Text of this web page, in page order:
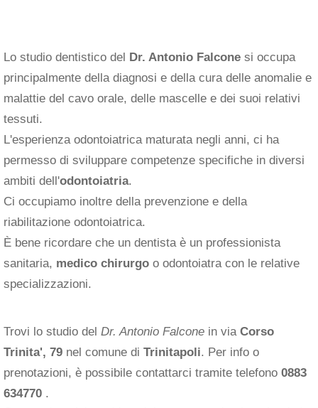
Lo studio dentistico del Dr. Antonio Falcone si occupa
principalmente della diagnosi e della cura delle anomalie e
malattie del cavo orale, delle mascelle e dei suoi relativi
tessuti.
L'esperienza odontoiatrica maturata negli anni, ci ha
permesso di sviluppare competenze specifiche in diversi
ambiti dell'odontoiatria.
Ci occupiamo inoltre della prevenzione e della
riabilitazione odontoiatrica.
È bene ricordare che un dentista è un professionista
sanitaria, medico chirurgo o odontoiatra con le relative
specializzazioni.
Trovi lo studio del Dr. Antonio Falcone in via Corso
Trinita', 79 nel comune di Trinitapoli. Per info o
prenotazioni, è possibile contattarci tramite telefono 0883
634770 .